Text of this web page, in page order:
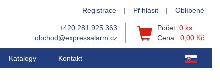
Registrace | Přihlásit | Oblíbené
+420 281 925 363
obchod@expressalarm.cz
Počet: 0 ks
Cena: 0,00 Kč
Katalogy Kontakt